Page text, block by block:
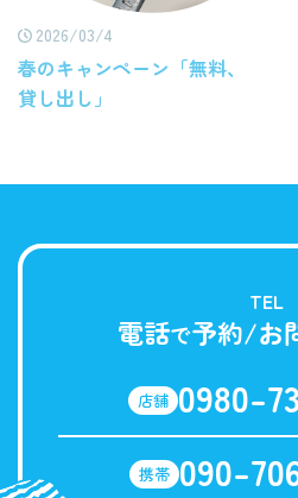
2026/03/4
春のキャンペーン「無料、
貸し出し」
TEL
電話で予約/お
店舗 0980-
携帯 090-